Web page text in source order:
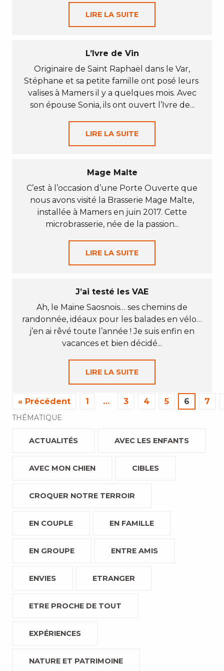
LIRE LA SUITE
L’Ivre de Vin
Originaire de Saint Raphaël dans le Var,
Stéphane et sa petite famille ont posé leurs
valises à Mamers il y a quelques mois. Avec
son épouse Sonia, ils ont ouvert l’Ivre de...
LIRE LA SUITE
Mage Malte
C’est à l’occasion d’une Porte Ouverte que
nous avons visité la Brasserie Mage Malte,
installée à Mamers en juin 2017. Cette
microbrasserie, née de la passion...
LIRE LA SUITE
J’ai testé les VAE
Ah, le Maine Saosnois… ses chemins de
randonnée, idéaux pour les balades en vélo…
j’en ai rêvé toute l’année ! Je suis enfin en
vacances et bien décidé...
LIRE LA SUITE
« Précédent 1 … 3 4 5 6 7
THÉMATIQUE
ACTUALITÉS AVEC LES ENFANTS
AVEC MON CHIEN CIBLES
CROQUER NOTRE TERROIR
EN COUPLE EN FAMILLE
EN GROUPE ENTRE AMIS
ENVIES ETRANGER
ETRE PROCHE DE TOUT
EXPÉRIENCES
NATURE ET PATRIMOINE